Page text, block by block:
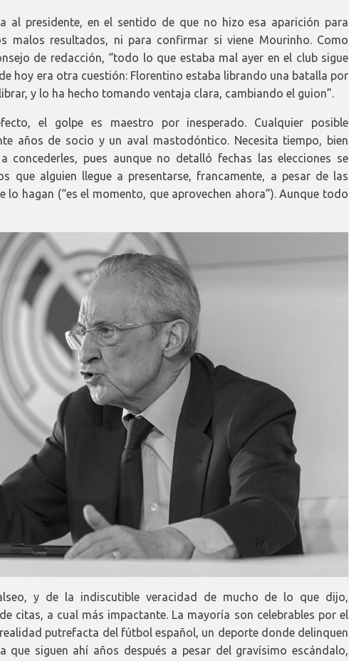
al presidente, en el sentido de que no hizo esa aparición para
malos resultados, ni para confirmar si viene Mourinho. Como
de redacción, “todo lo que estaba mal ayer en el club sigue
hoy era otra cuestión: Florentino estaba librando una batalla por
y lo ha hecho tomando ventaja clara, cambiando el guion”.
el golpe es maestro por inesperado. Cualquier posible
años de socio y un aval mastodóntico. Necesita tiempo, bien
concederles, pues aunque no detalló fechas las elecciones se
que alguien llegue a presentarse, francamente, a pesar de las
lo hagan (“es el momento, que aprovechen ahora”). Aunque todo
y de la indiscutible veracidad de mucho de lo que dijo,
citas, a cual más impactante. La mayoría son celebrables por el
putrefacta del fútbol español, un deporte donde delinquen
que siguen ahí años después a pesar del gravísimo escándalo,